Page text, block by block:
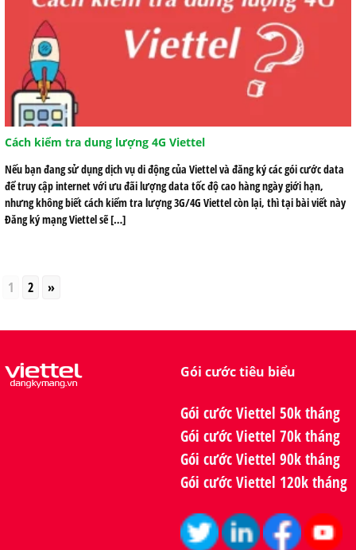
Cách kiểm tra dung lượng 4G Viettel
Nếu bạn đang sử dụng dịch vụ di động của Viettel và đăng ký các gói cước data
để truy cập internet với ưu đãi lượng data tốc độ cao hàng ngày giới hạn,
nhưng không biết cách kiểm tra lượng 3G/4G Viettel còn lại, thì tại bài viết này
Đăng ký mạng Viettel sẽ […]
1 2 »
Gói cước tiêu biểu
Gói cước Viettel 50k tháng
Gói cước Viettel 70k tháng
Gói cước Viettel 90k tháng
Gói cước Viettel 120k tháng